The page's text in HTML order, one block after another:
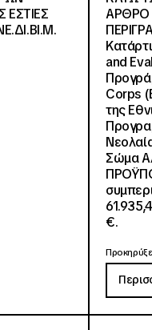
ΕΣΤΙΕΣ
ΑΡΘΡΟ
and
Corps
της
Σώμα
€.